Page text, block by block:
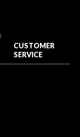
CUSTOMER
SERVICE